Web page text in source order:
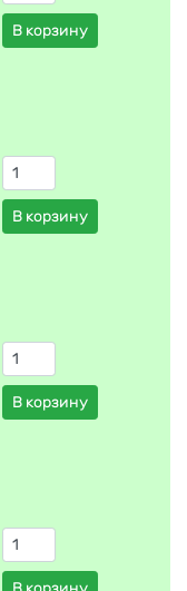
В корзину
В корзину
В корзину